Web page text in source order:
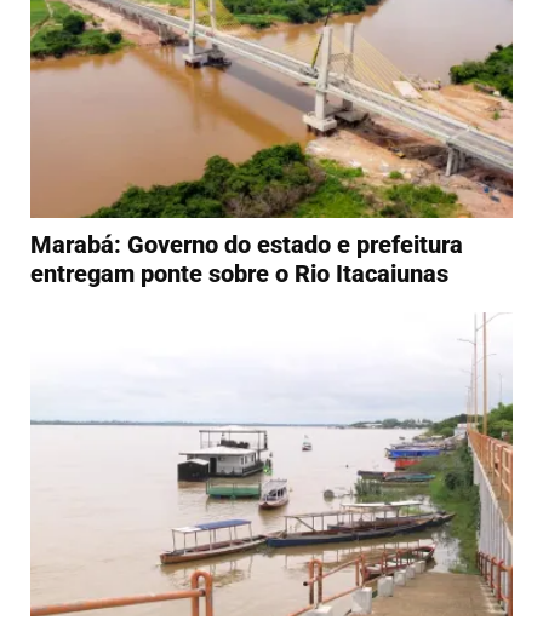
Marabá: Governo do estado e prefeitura
entregam ponte sobre o Rio Itacaiunas